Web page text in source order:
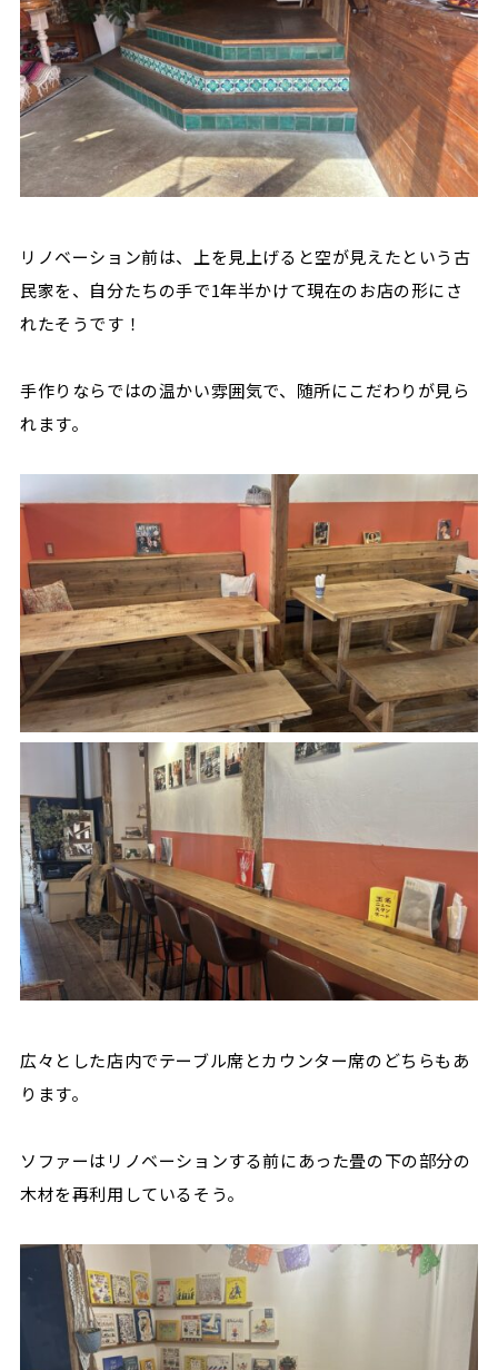
リノベーション前は、上を見上げると空が見えたという古
民家を、自分たちの手で1年半かけて現在のお店の形にさ
れたそうです！
手作りならではの温かい雰囲気で、随所にこだわりが見ら
れます。
広々とした店内でテーブル席とカウンター席のどちらもあ
ります。
ソファーはリノベーションする前にあった畳の下の部分の
木材を再利用しているそう。